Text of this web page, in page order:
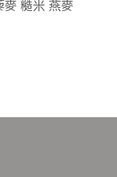
糙米 燕麥